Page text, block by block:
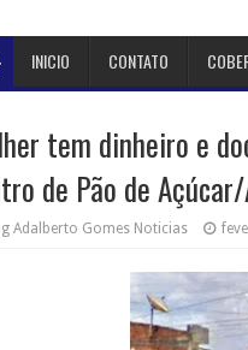
INICIO CONTATO
tem dinheiro e
de Pão de
Adalberto Gomes Noticias